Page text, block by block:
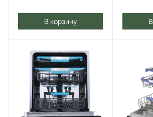
В корзину